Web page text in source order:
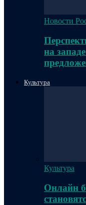
Новости
на
Культура
Культура
Онлайн